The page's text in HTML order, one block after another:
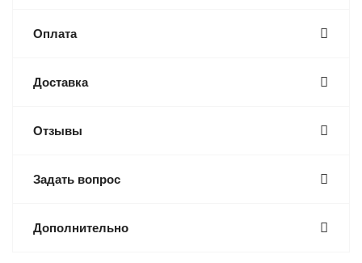
Оплата
Доставка
Отзывы
Задать вопрос
Дополнительно